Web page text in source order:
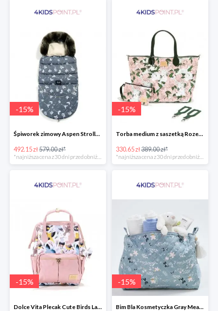
-15%
Śpiworek zimowy Aspen Stroller Bag Combo Boho Royal Arrows Dark & Rafaello La Millou -15%
492.15 zł579.00 zł*
*najniższa cena z 30 dni przed obniżką
-15%
Torba medium z saszetką Rozenek Lady Peony Premium Zip La Millou -15%
330.65 zł389.00 zł*
*najniższa cena z 30 dni przed obniżką
-15%
Dolce Vita Plecak Cute Birds La Millou -15%
-15%
Bim Bla Kosmetyczka Gray Meadow -15%